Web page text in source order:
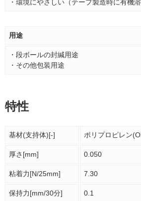
・環境にやさしい（テープ製造時に有機
用途
・段ボールの封緘用途
・その他包装用途
特性
基材(支持体)[-] ポリプロピレン
厚さ[mm] 0.050
粘着力[N/25mm] 7.30
保持力[mm/30分] 0.1